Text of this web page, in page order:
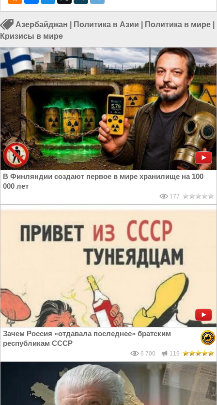
Азербайджан Политика в Азии Политика в мире
Кризисы в мире
В Финляндии создают первое в мире хранилище на 100
000 лет
177
Зачем Россия «отдавала последнее» братским
республикам СССР
6 700 119